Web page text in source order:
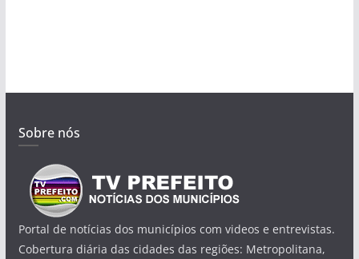
Sobre nós
Portal de notícias dos municípios com videos e entrevistas.
Cobertura diária das cidades das regiões: Metropolitana,